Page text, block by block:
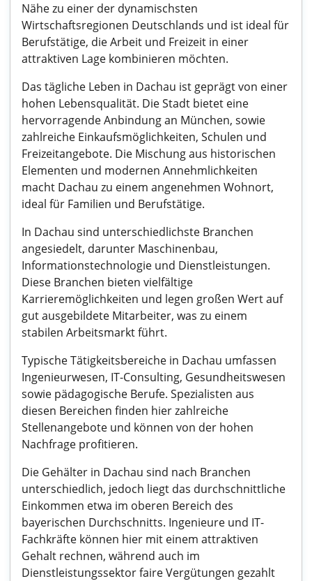
Nähe zu einer der dynamischsten
Wirtschaftsregionen Deutschlands und ist ideal für
Berufstätige, die Arbeit und Freizeit in einer
attraktiven Lage kombinieren möchten.
Das tägliche Leben in Dachau ist geprägt von einer
hohen Lebensqualität. Die Stadt bietet eine
hervorragende Anbindung an München, sowie
zahlreiche Einkaufsmöglichkeiten, Schulen und
Freizeitangebote. Die Mischung aus historischen
Elementen und modernen Annehmlichkeiten
macht Dachau zu einem angenehmen Wohnort,
ideal für Familien und Berufstätige.
In Dachau sind unterschiedlichste Branchen
angesiedelt, darunter Maschinenbau,
Informationstechnologie und Dienstleistungen.
Diese Branchen bieten vielfältige
Karrieremöglichkeiten und legen großen Wert auf
gut ausgebildete Mitarbeiter, was zu einem
stabilen Arbeitsmarkt führt.
Typische Tätigkeitsbereiche in Dachau umfassen
Ingenieurwesen, IT-Consulting, Gesundheitswesen
sowie pädagogische Berufe. Spezialisten aus
diesen Bereichen finden hier zahlreiche
Stellenangebote und können von der hohen
Nachfrage profitieren.
Die Gehälter in Dachau sind nach Branchen
unterschiedlich, jedoch liegt das durchschnittliche
Einkommen etwa im oberen Bereich des
bayerischen Durchschnitts. Ingenieure und IT-
Fachkräfte können hier mit einem attraktiven
Gehalt rechnen, während auch im
Dienstleistungssektor faire Vergütungen gezahlt